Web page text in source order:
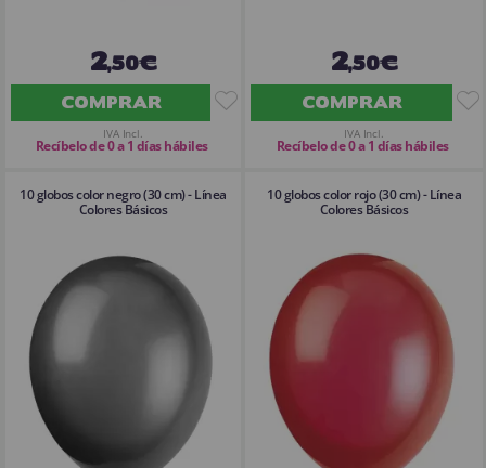
2,50€
COMPRAR
IVA Incl.
Recíbelo de 0 a 1 días hábiles
2,50€
COMPRAR
IVA Incl.
Recíbelo de 0 a 1 días hábiles
10 globos color negro (30 cm) - Línea
Colores Básicos
10 globos color rojo (30 cm) - Línea
Colores Básicos